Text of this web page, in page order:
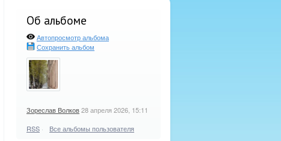
Об альбоме
Автопросмотр альбома
Сохранить альбом
Зореслав Волков28 апреля 2026, 15:11
RSS · Все альбомы пользователя